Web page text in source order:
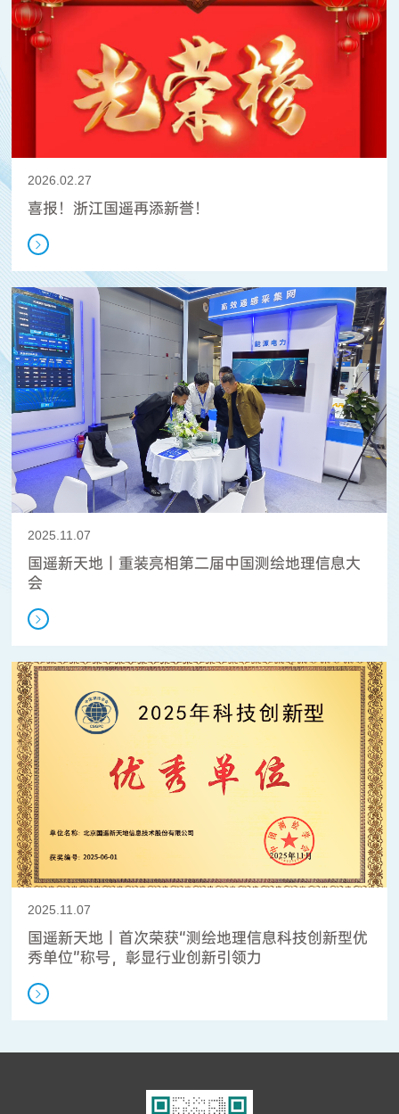
2026.02.27
喜报！浙江国遥再添新誉！
2025.11.07
国遥新天地丨重装亮相第二届中国测绘地理信息大
会
2025.11.07
国遥新天地丨首次荣获“测绘地理信息科技创新型优
秀单位”称号，彰显行业创新引领力